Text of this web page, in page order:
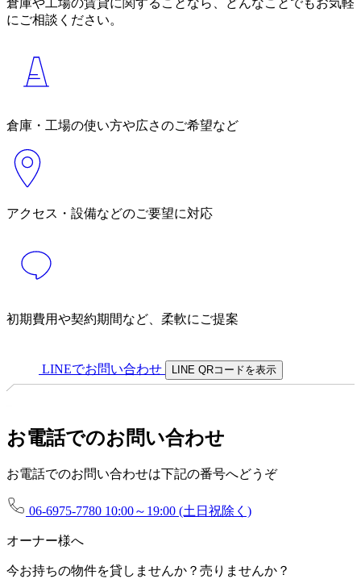
にご相談ください。
倉庫・工場の使い方や広さのご希望など
アクセス・設備などのご要望に対応
初期費用や契約期間など、柔軟にご提案
LINEでお問い合わせ LINE QRコードを表示
お電話でのお問い合わせ
お電話でのお問い合わせは下記の番号へどうぞ
06-6975-7780 10:00～19:00 (土日祝除く)
オーナー様へ
今お持ちの物件を貸しませんか？売りませんか？